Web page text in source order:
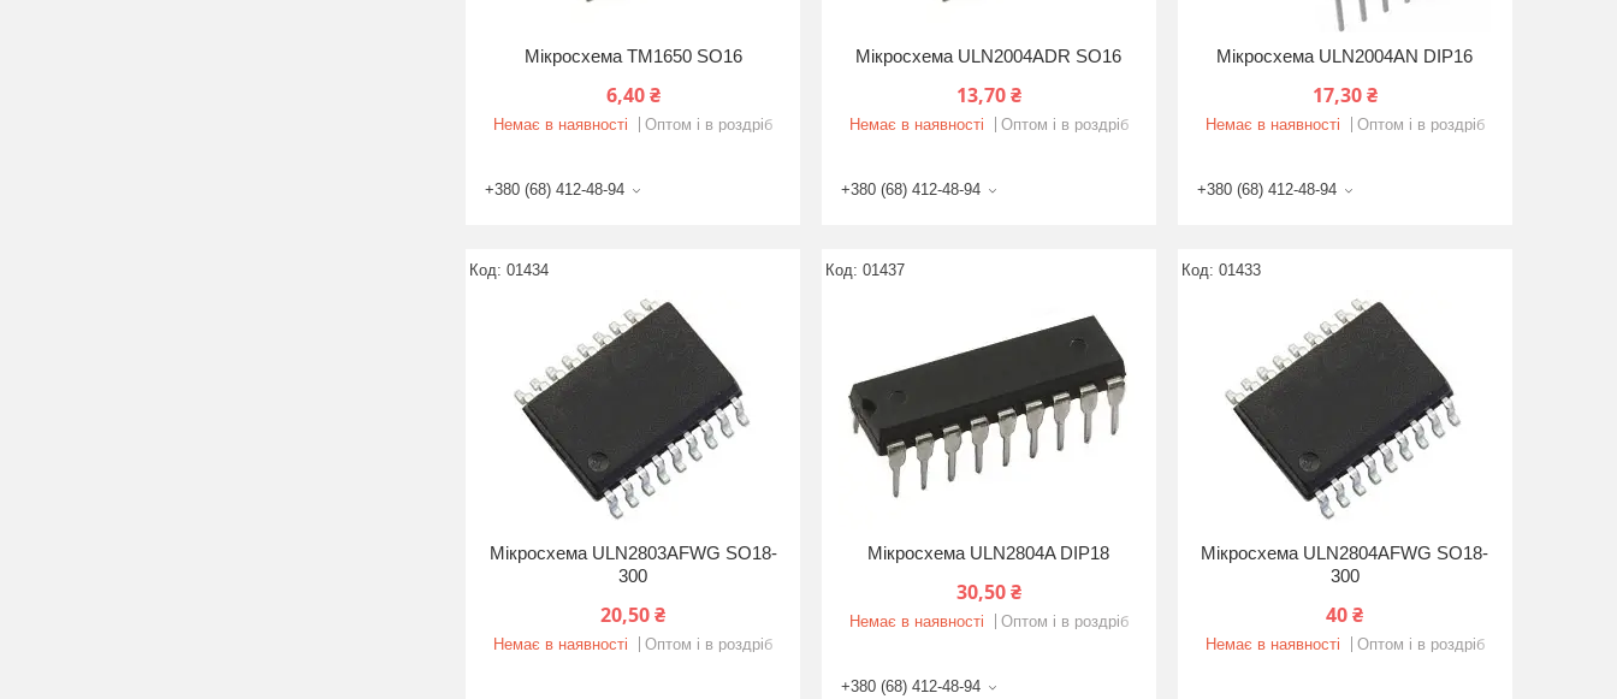
Мікросхема TM1650 SO16
6,40 ₴
Немає в наявності Оптом і в роздріб
+380 (68) 412-48-94
Мікросхема ULN2004ADR SO16
13,70 ₴
Немає в наявності Оптом і в роздріб
+380 (68) 412-48-94
Мікросхема ULN2004AN DIP16
17,30 ₴
Немає в наявності Оптом і в роздріб
+380 (68) 412-48-94
01434
Мікросхема ULN2803AFWG SO18-
300
20,50 ₴
Немає в наявності Оптом і в роздріб
01437
Мікросхема ULN2804A DIP18
30,50 ₴
Немає в наявності Оптом і в роздріб
+380 (68) 412-48-94
01433
Мікросхема ULN2804AFWG SO18-
300
40 ₴
Немає в наявності Оптом і в роздріб